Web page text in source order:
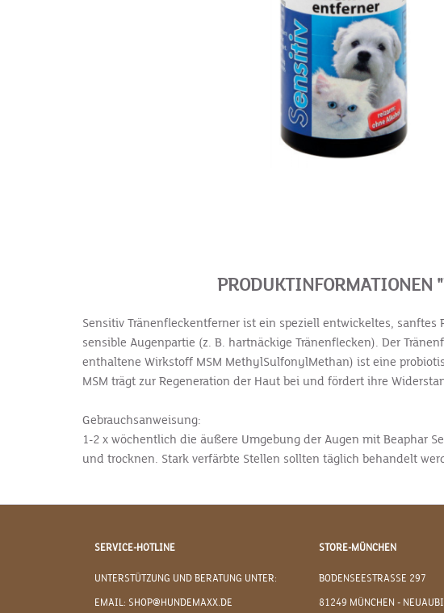
PRODUKTINFORMATIONEN
Sensitiv Tränenfleckentferner ist ein speziell entwickeltes,
sensible Augenpartie (z. B. hartnäckige Tränenflecken). Der
enthaltene Wirkstoff MSM MethylSulfonylMethan) ist eine
MSM trägt zur Regeneration der Haut bei und fördert ihre
Gebrauchsanweisung:
1-2 x wöchentlich die äußere Umgebung der Augen mit Beaphar
und trocknen. Stark verfärbte Stellen sollten täglich behandelt
SERVICE-HOTLINE
UNTERSTÜTZUNG UND BERATUNG UNTER:
EMAIL: SHOP@HUNDEMAXX.DE
STORE-MÜNCHEN
BODENSEESTRASSE 297
81249 MÜNCHEN -